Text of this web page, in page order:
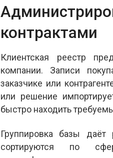
контрактами
Клиентская реестр
компании. Записи
заказчике или
или решение
быстро находить
Группировка базы даёт
сортируются по